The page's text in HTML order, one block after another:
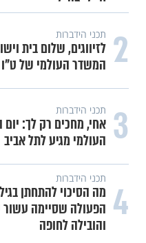
2 תכני הידברות
לזיווגים, שלום בית
המשדר העולמי של
3 תכני הידברות
אחי, מחכים רק לך: יום
העולמי מגיע לתל אביב
4 תכני הידברות
הפעולה שסיימה
והובילה לחופה